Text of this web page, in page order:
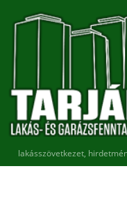
lakásszövetkezet,